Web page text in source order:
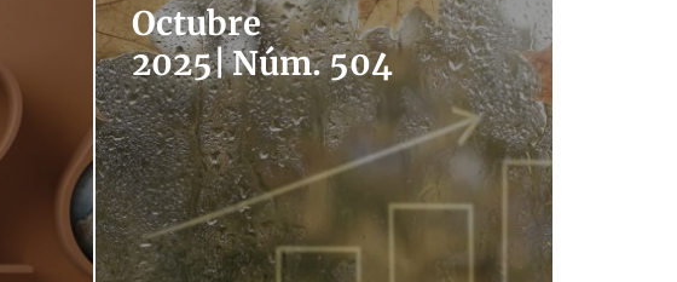
Octubre
2025|Núm. 504